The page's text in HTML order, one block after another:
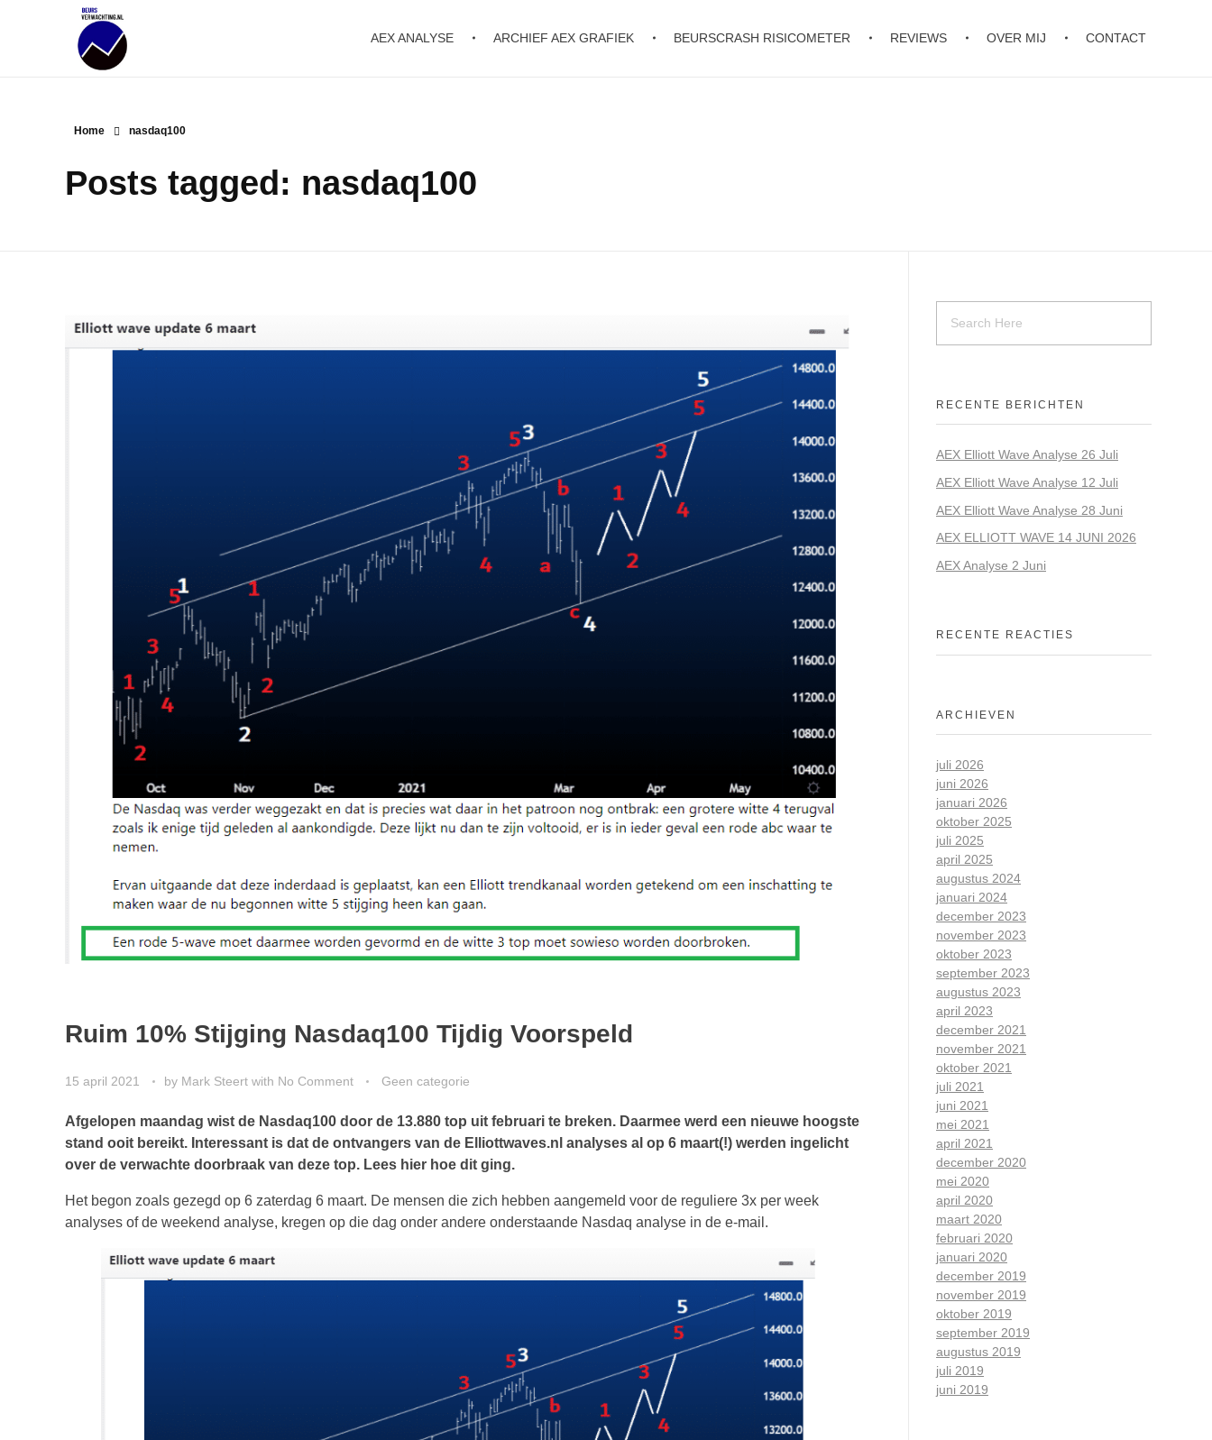
Beursverwachting.nl
AEX ANALYSE ARCHIEF AEX GRAFIEK BEURSCRASH RISICOMETER REVIEWS OVER MIJ CONTACT
Home nasdaq100
Posts tagged: nasdaq100
Ruim 10% Stijging Nasdaq100 Tijdig Voorspeld
15 april 2021 by Mark Steert with No Comment Geen categorie
Afgelopen maandag wist de Nasdaq100 door de 13.880 top uit februari te breken. Daarmee werd een nieuwe hoogste
stand ooit bereikt. Interessant is dat de ontvangers van de Elliottwaves.nl analyses al op 6 maart(!) werden ingelicht
over de verwachte doorbraak van deze top. Lees hier hoe dit ging.
Het begon zoals gezegd op 6 zaterdag 6 maart. De mensen die zich hebben aangemeld voor de reguliere 3x per week
analyses of de weekend analyse, kregen op die dag onder andere onderstaande Nasdaq analyse in de e-mail.
RECENTE BERICHTEN
AEX Elliott Wave Analyse 26 Juli
AEX Elliott Wave Analyse 12 Juli
AEX Elliott Wave Analyse 28 Juni
AEX ELLIOTT WAVE 14 JUNI 2026
AEX Analyse 2 Juni
RECENTE REACTIES
ARCHIEVEN
juli 2026
juni 2026
januari 2026
oktober 2025
juli 2025
april 2025
augustus 2024
januari 2024
december 2023
november 2023
oktober 2023
september 2023
augustus 2023
april 2023
december 2021
november 2021
oktober 2021
juli 2021
juni 2021
mei 2021
april 2021
december 2020
mei 2020
april 2020
maart 2020
februari 2020
januari 2020
december 2019
november 2019
oktober 2019
september 2019
augustus 2019
juli 2019
juni 2019